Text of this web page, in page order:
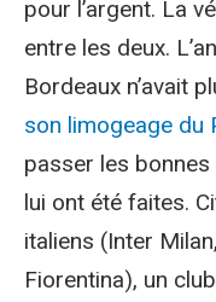
pour l’argent. La
entre les deux.
Bordeaux n’avait
son limogeage du
passer les
lui ont été faites.
italiens (Inter
Fiorentina), un